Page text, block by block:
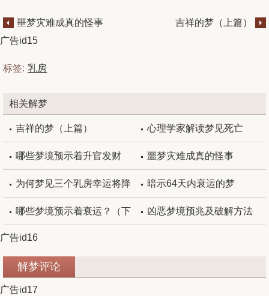
噩梦灾难成真的怪事
吉祥的梦（上篇）
广告id15
标签: 乳房
相关解梦
吉祥的梦（上篇） 心理学家解读梦见死亡
哪些梦境预示着升官发财 噩梦灾难成真的怪事
为何梦见三个乳房幸运将降
临？
暗示64天内衰运的梦
哪些梦境预示着衰运？（下
篇）
凶恶梦境预兆及破解方法
广告id16
解梦评论
广告id17